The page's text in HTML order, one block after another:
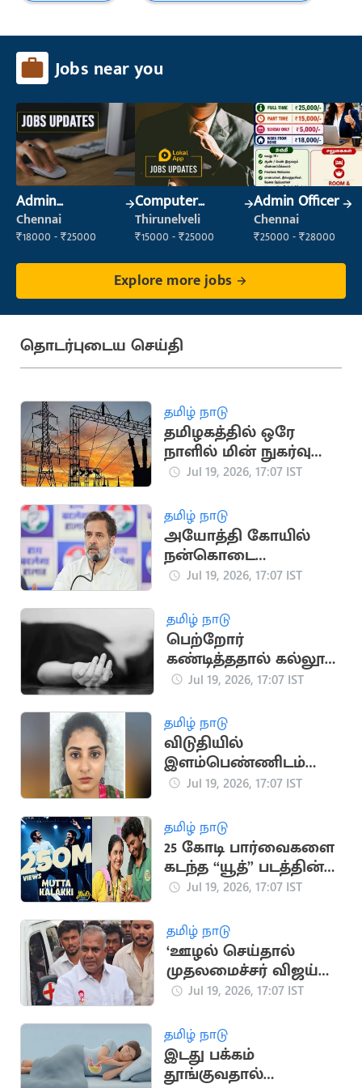
Jobs near you
Admin
Supervisor
Chennai
₹18000 - ₹25000
Computer
Operator
Thirunelveli
₹15000 - ₹25000
Admin Officer
Chennai
₹25000 - ₹28000
Explore more jobs
தொடர்புடைய செய்தி
தமிழ் நாடு
தமிழகத்தில் ஒரே
நாளில் மின் நுகர்வு
475.45 மில்லியன்
Jul 19, 2026, 17:07 IST
தமிழ் நாடு
அயோத்தி கோயில்
நன்கொடை
விவகாரம்: பிரதமருக்கு
Jul 19, 2026, 17:07 IST
தமிழ் நாடு
பெற்றோர்
கண்டித்ததால் கல்லூரி
மாணவி தற்கொலை
Jul 19, 2026, 17:07 IST
தமிழ் நாடு
விடுதியில்
இளம்பெண்ணிடம்
நகை திருடிய
Jul 19, 2026, 17:07 IST
தமிழ் நாடு
25 கோடி பார்வைகளை
கடந்த “யூத்” படத்தின்
“முட்ட கலக்கி” பாடல்
Jul 19, 2026, 17:07 IST
தமிழ் நாடு
‘ஊழல் செய்தால்
முதலமைச்சர் விஜய்
நீக்கிவிடுவார்’..
Jul 19, 2026, 17:07 IST
தமிழ் நாடு
இடது பக்கம்
தூங்குவதால்